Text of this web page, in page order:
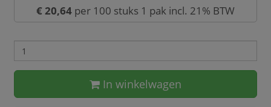
€ 20,64per 100 stuks 1 pak incl. 21% BTW
In winkelwagen